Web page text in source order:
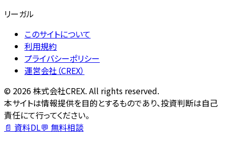
リーガル
このサイトについて
利用規約
プライバシーポリシー
運営会社（CREX）
© 2026株式会社CREX. All rights reserved.
本サイトは情報提供を目的とするものであり、投資判断は自己
責任にて行ってください。
📄 資料DL💬 無料相談